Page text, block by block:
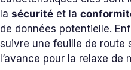
la sécurité et la
de données potentielle.
suivre une feuille de route
l’avance pour la relaxe de